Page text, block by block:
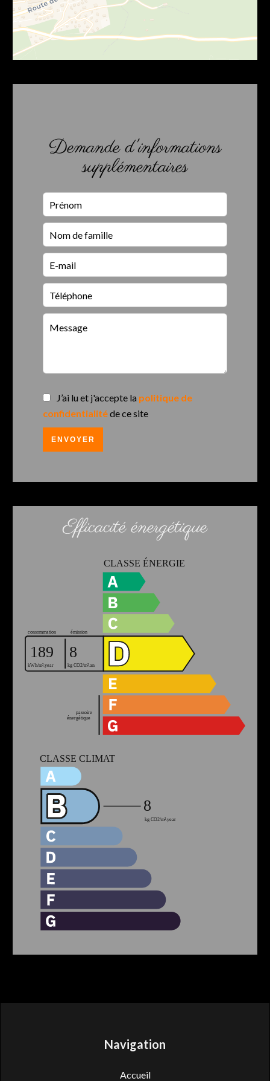
Demande d'informations
supplémentaires
J’ai lu et j'accepte la politique de
confidentialitéde ce site
ENVOYER
Efficacité énergétique
Navigation
Accueil